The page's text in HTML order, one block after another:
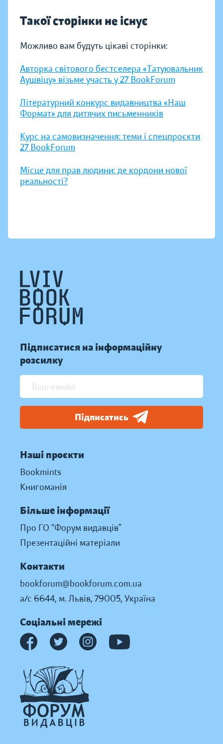
Такої сторінки не існує
Можливо вам будуть цікаві сторінки:
Авторка світового бестселера «Татуювальник
Аушвіцу» візьме участь у 27 BookForum
Літературний конкурс видавництва «Наш
Формат» для дитячих письменників
Курс на самовизначення: теми і спецпроєкти
27 BookForum
Місце для прав людини: де кордони нової
реальності?
Підписатися на інформаційну
розсилку
Підписатись
Наші проєкти
Bookmints
Книгоманія
Більше інформації
Про ГО “Форум видавців”
Презентаційні матеріали
Контакти
bookforum@bookforum.com.ua
а/с 6644, м. Львів, 79005, Україна
Соціальні мережі